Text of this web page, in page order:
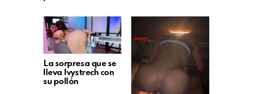
La sorpresa que se
lleva Ivystrech con
su pollón